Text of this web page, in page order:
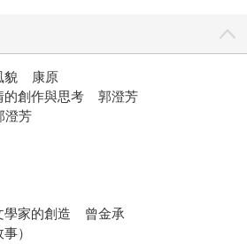
貌 康原
的創作與思考 郭澄芳
澄芳
學家的創造 曾金承
）